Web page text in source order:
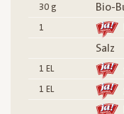
30 g Bio-
1
Salz
1 EL
1 EL